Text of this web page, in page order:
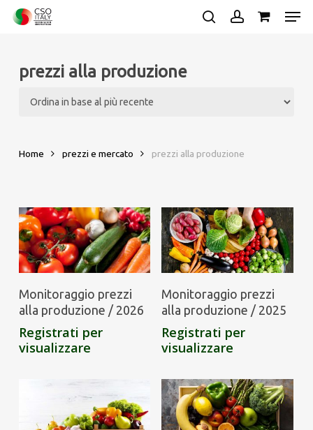
Skip
prezzi alla produzione
Home prezzi e mercato prezzi alla produzione
Monitoraggio prezzi
alla produzione / 2026
Registrati per
visualizzare
Monitoraggio prezzi
alla produzione / 2025
Registrati per
visualizzare